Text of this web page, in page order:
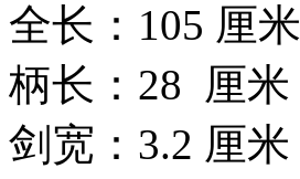
全长：105 厘米
柄长：28 厘米
剑宽：3.2 厘米